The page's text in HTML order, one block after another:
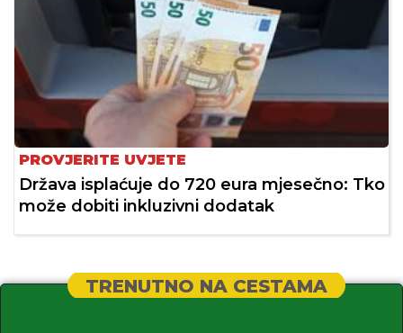
PROVJERITE UVJETE
Država isplaćuje do 720 eura mjesečno: Tko
može dobiti inkluzivni dodatak
TRENUTNO NA CESTAMA